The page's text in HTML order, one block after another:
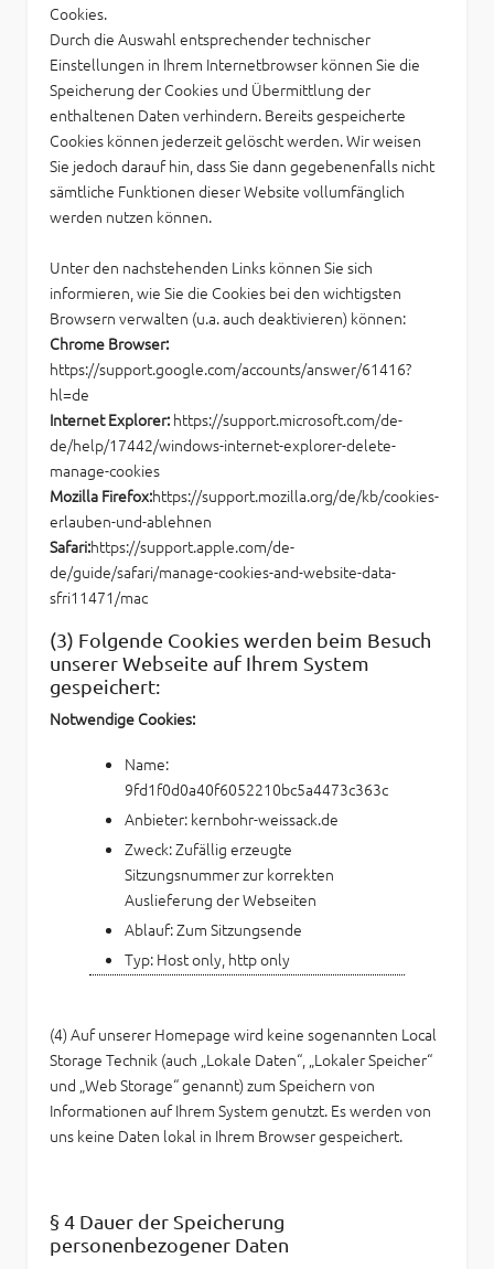
Cookies.
Durch die Auswahl entsprechender technischer
Einstellungen in Ihrem Internetbrowser können Sie die
Speicherung der Cookies und Übermittlung der
enthaltenen Daten verhindern. Bereits gespeicherte
Cookies können jederzeit gelöscht werden. Wir weisen
Sie jedoch darauf hin, dass Sie dann gegebenenfalls nicht
sämtliche Funktionen dieser Website vollumfänglich
werden nutzen können.
Unter den nachstehenden Links können Sie sich
informieren, wie Sie die Cookies bei den wichtigsten
Browsern verwalten (u.a. auch deaktivieren) können:
Chrome Browser:
https://support.google.com/accounts/answer/61416?
hl=de
Internet Explorer: https://support.microsoft.com/de-
de/help/17442/windows-internet-explorer-delete-
manage-cookies
Mozilla Firefox:https://support.mozilla.org/de/kb/cookies-
erlauben-und-ablehnen
Safari:https://support.apple.com/de-
de/guide/safari/manage-cookies-and-website-data-
sfri11471/mac
(3) Folgende Cookies werden beim Besuch
unserer Webseite auf Ihrem System
gespeichert:
Notwendige Cookies:
Name:
9fd1f0d0a40f6052210bc5a4473c363c
Anbieter: kernbohr-weissack.de
Zweck:Zufällig erzeugte
Sitzungsnummer zur korrekten
Auslieferung der Webseiten
Ablauf:Zum Sitzungsende
Typ: Host only, http only
(4) Auf unserer Homepage wird keine sogenannten Local
Storage Technik (auch „Lokale Daten“, „Lokaler Speicher“
und „Web Storage“ genannt) zum Speichern von
Informationen auf Ihrem System genutzt. Es werden von
uns keine Daten lokal in Ihrem Browser gespeichert.
§ 4 Dauer der Speicherung
personenbezogener Daten